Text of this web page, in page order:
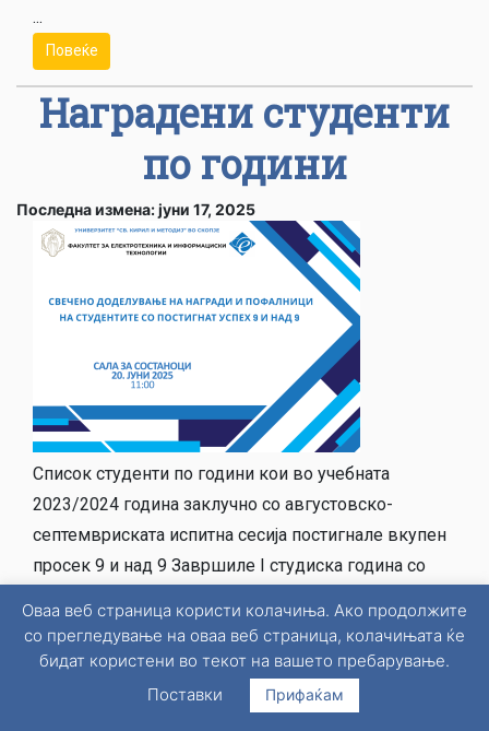
...
Повеќе
Наградени студенти
по години
Последна измена: јуни 17, 2025
Список студенти по години кои во учебната
2023/2024 година заклучно со августовскo-
септемвриската испитна сесија постигнале вкупен
просек 9 и над 9 Завршиле I студиска година со
Ред. бр. индекс Презиме Име СП кредити просек 1
22/2023 Бојаџиевски Филип КТИ 60 10,00 2
20/2023 Бошков Бошко...
Оваа веб страница користи колачиња. Ако продолжите
со прегледување на оваа веб страница, колачињата ќе
бидат користени во текот на вашето пребарување.
Поставки
Прифаќам